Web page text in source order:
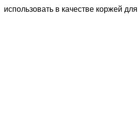
использовать в качестве коржей